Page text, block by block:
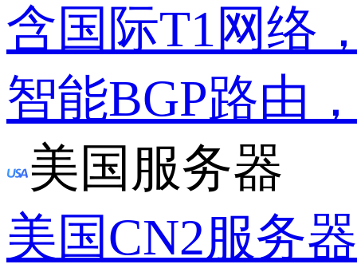
含国际T1网络
智能BGP路由
美国服务器
美国CN2服务器